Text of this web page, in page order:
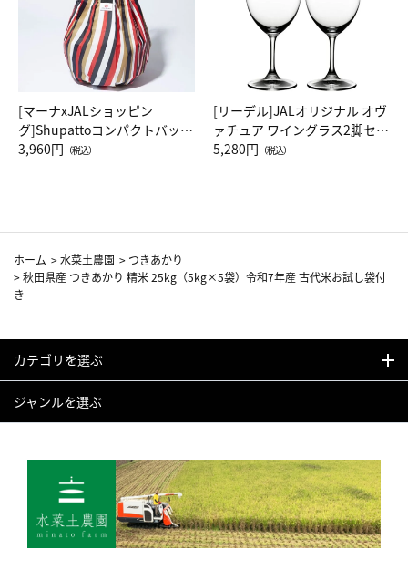
[マーナxJALショッピン
グ]Shupattoコンパクトバッグ
Drop JAL客室乗務員（LC）ス
3,960円 （税込）
[リーデル]JALオリジナル オヴ
ァチュア ワイングラス2脚セッ
ト（レッドワイン）
5,280円 （税込）
ホーム >水菜土農園 > つきあかり
>秋田県産 つきあかり 精米 25kg（5kg×5袋）令和7年産 古代米お試し袋付
き
カテゴリを選ぶ
ジャンルを選ぶ